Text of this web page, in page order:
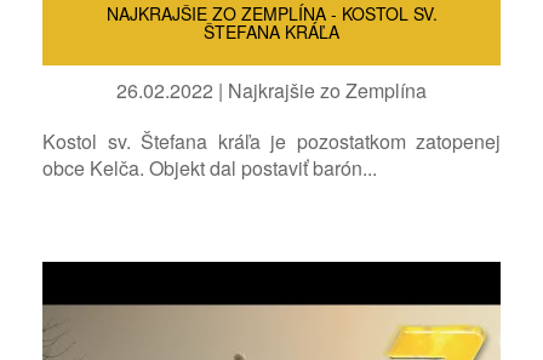
NAJKRAJŠIE ZO ZEMPLÍNA - KOSTOL SV.
ŠTEFANA KRÁĽA
26.02.2022 | Najkrajšie zo Zemplína
Kostol sv. Štefana kráľa je pozostatkom zatopenej
obce Kelča. Objekt dal postaviť barón...